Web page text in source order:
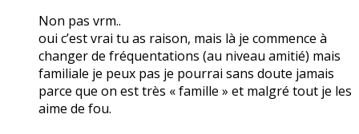
Non pas vrm..
oui c’est vrai tu as raison, mais là je commence à
changer de fréquentations (au niveau amitié) mais
familiale je peux pas je pourrai sans doute jamais
parce que on est très « famille » et malgré tout je les
aime de fou.